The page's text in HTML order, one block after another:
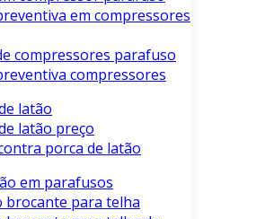
em compressores
compressores parafuso
compressores
latão
latão preço
porca de latão
em parafusos
brocante para telha